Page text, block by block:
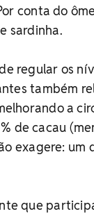
conta do
sardinha.
regular os
também
a
de cacau
exagere:
que